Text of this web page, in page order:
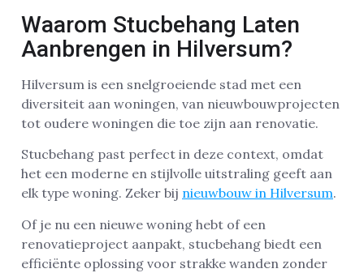
Waarom Stucbehang Laten
Aanbrengen in Hilversum?
Hilversum is een snelgroeiende stad met een
diversiteit aan woningen, van nieuwbouwprojecten
tot oudere woningen die toe zijn aan renovatie.
Stucbehang past perfect in deze context, omdat
het een moderne en stijlvolle uitstraling geeft aan
elk type woning. Zeker bij nieuwbouw in Hilversum.
Of je nu een nieuwe woning hebt of een
renovatieproject aanpakt, stucbehang biedt een
efficiënte oplossing voor strakke wanden zonder